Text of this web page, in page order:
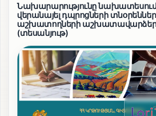
Նախարարությունը նախատեսում
վերանայել դպրոցների
աշխատողների
(տեսանյութ)